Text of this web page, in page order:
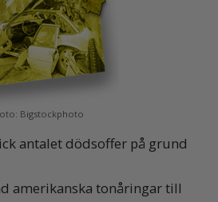
Bigstockphoto
antalet dödsoffer på grund
amerikanska tonåringar till